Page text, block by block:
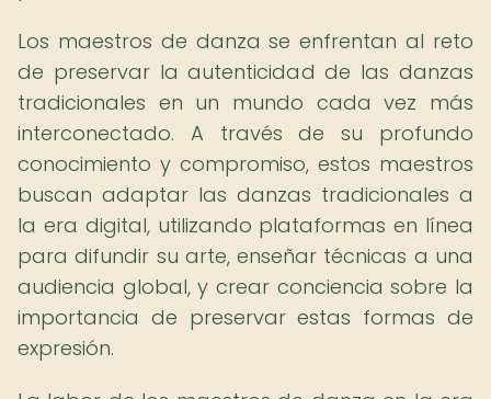
Los maestros de danza se enfrentan al reto
de preservar la autenticidad de las danzas
tradicionales en un mundo cada vez más
interconectado. A través de su profundo
conocimiento y compromiso, estos maestros
buscan adaptar las danzas tradicionales a
la era digital, utilizando plataformas en línea
para difundir su arte, enseñar técnicas a una
audiencia global, y crear conciencia sobre la
importancia de preservar estas formas de
expresión.